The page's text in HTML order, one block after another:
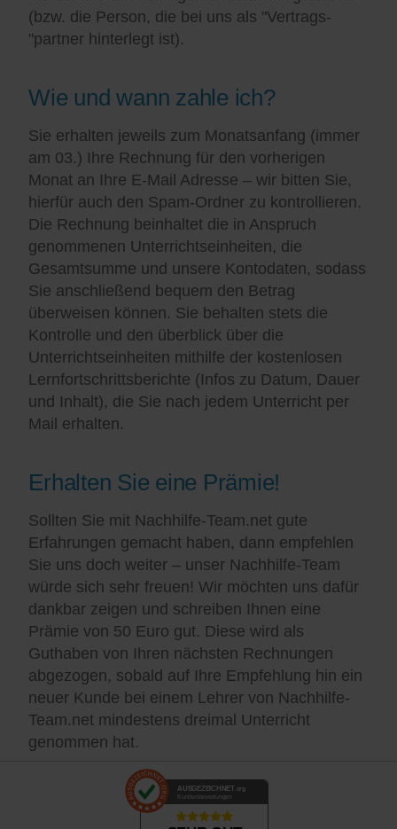
(bzw. die Person, die bei uns als "Vertrags-
"partner hinterlegt ist).
Wie und wann zahle ich?
Sie erhalten jeweils zum Monatsanfang (immer
am 03.) Ihre Rechnung für den vorherigen
Monat an Ihre E-Mail Adresse – wir bitten Sie,
hierfür auch den Spam-Ordner zu kontrollieren.
Die Rechnung beinhaltet die in Anspruch
genommenen Unterrichtseinheiten, die
Gesamtsumme und unsere Kontodaten, sodass
Sie anschließend bequem den Betrag
überweisen können. Sie behalten stets die
Kontrolle und den überblick über die
Unterrichtseinheiten mithilfe der kostenlosen
Lernfortschrittsberichte (Infos zu Datum, Dauer
und Inhalt), die Sie nach jedem Unterricht per
Mail erhalten.
Erhalten Sie eine Prämie!
Sollten Sie mit Nachhilfe-Team.net gute
Erfahrungen gemacht haben, dann empfehlen
Sie uns doch weiter – unser Nachhilfe-Team
würde sich sehr freuen! Wir möchten uns dafür
dankbar zeigen und schreiben Ihnen eine
Prämie von 50 Euro gut. Diese wird als
Guthaben von Ihren nächsten Rechnungen
abgezogen, sobald auf Ihre Empfehlung hin ein
neuer Kunde bei einem Lehrer von Nachhilfe-
Team.net mindestens dreimal Unterricht
genommen hat.
AUSGEZEICHNET .org
Kundenbewertungen